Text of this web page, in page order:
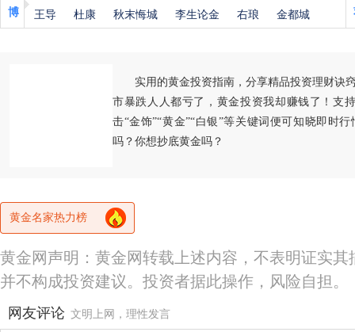
博
王导
杜康 秋末悔城 李生论金 右琅 金都城
实用的黄金投资指南，分享精品投资理财诀
市暴跌人人都亏了，黄金投资我却赚钱了！支
击“金饰”“黄金”“白银”等关键词便可知晓即时
吗？你想抄底黄金吗？
黄金名家热力榜
黄金网声明：黄金网转载上述内容，不表明证实
并不构成投资建议。投资者据此操作，风险自担。
网友评论 文明上网，理性发言